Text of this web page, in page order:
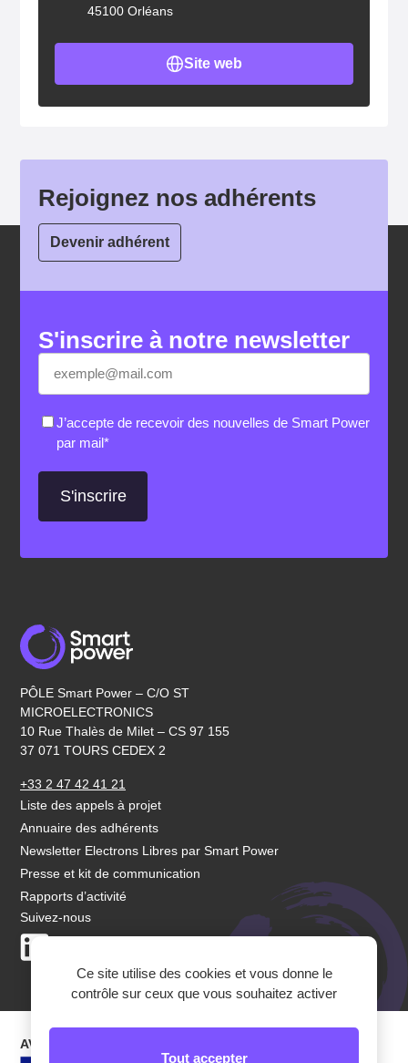
45100 Orléans
Site web
Rejoignez nos adhérents
Devenir adhérent
S'inscrire à notre newsletter
mail*
RGPD*
J’accepte de recevoir des nouvelles de Smart Power
par mail*
PÔLE Smart Power – C/O ST
MICROELECTRONICS
10 Rue Thalès de Milet – CS 97 155
37 071 TOURS CEDEX 2
+33 2 47 42 41 21
Liste des appels à projet
Annuaire des adhérents
Newsletter Electrons Libres par Smart Power
Presse et kit de communication
Rapports d’activité
Suivez-nous
LinkedInYoutube
AVEC LEUR SOUTIEN
Ce site utilise des cookies et vous donne le
contrôle sur ceux que vous souhaitez activer
Tout accepter